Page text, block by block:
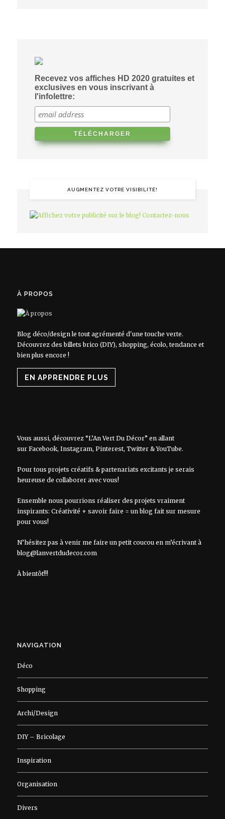
Recevez vos affiches HD 2020 gratuites et
exclusives en vous inscrivant à
l'infolettre:
AUGMENTEZ VOTRE VISIBILITÉ!
À PROPOS
Blog déco/design le tout agrémenté d'une touche verte.
Découvrez des billets brico (DIY), shopping, écolo, tendance et
bien plus encore !
EN APPRENDRE PLUS
Vous aussi, découvrez “L’An Vert Du Décor” en allant
sur Facebook, Instagram, Pinterest, Twitter&YouTube.
Pour tous projets créatifs & partenariats excitants je serais
heureuse de collaborer avec vous!
Ensemble nous pourrions réaliser des projets vraiment
inspirants: Créativité + savoir faire = un blog fait sur mesure
pour vous!
N’hésitez pas à venir me faire un petit coucou en m’écrivant à
blog@lanvertdudecor.com
À bientôt!!!
NAVIGATION
Déco
Shopping
Archi/Design
DIY – Bricolage
Inspiration
Organisation
Divers